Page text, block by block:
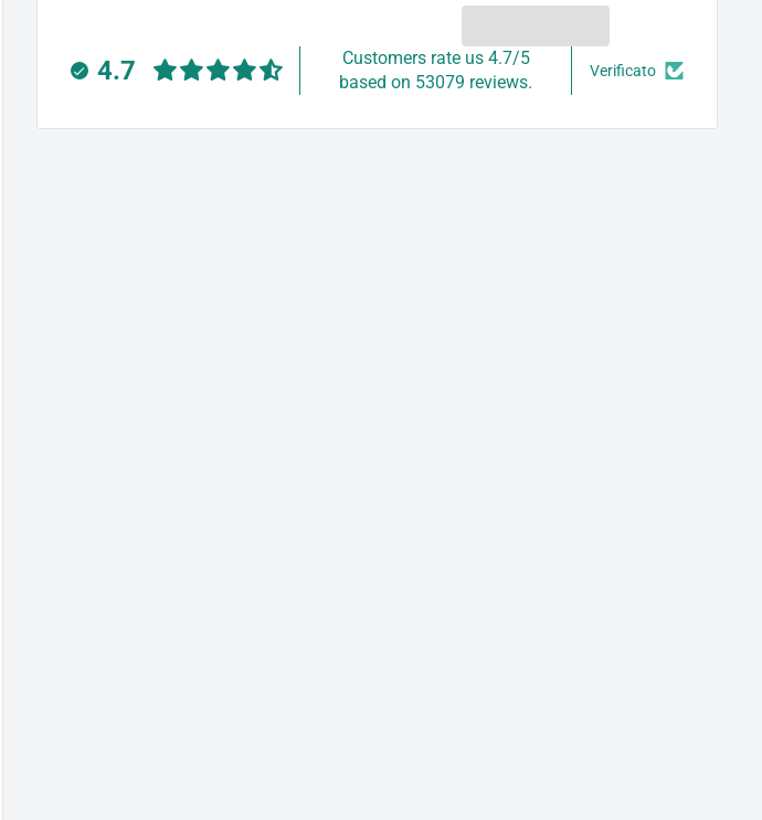
4.7
Customers rate us 4.7/5
based on 53079 reviews.
Verificato